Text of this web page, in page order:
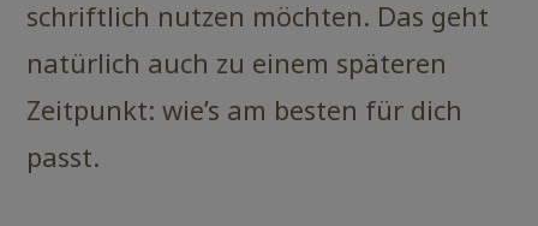
schriftlich nutzen möchten. Das geht
natürlich auch zu einem späteren
Zeitpunkt: wie’s am besten für dich
passt.